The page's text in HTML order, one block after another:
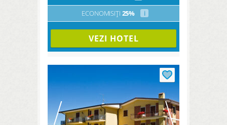
ECONOMISIȚI 25% i
VEZI HOTEL